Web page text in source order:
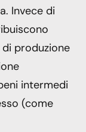
Invece di
di produzione
intermedi
(come